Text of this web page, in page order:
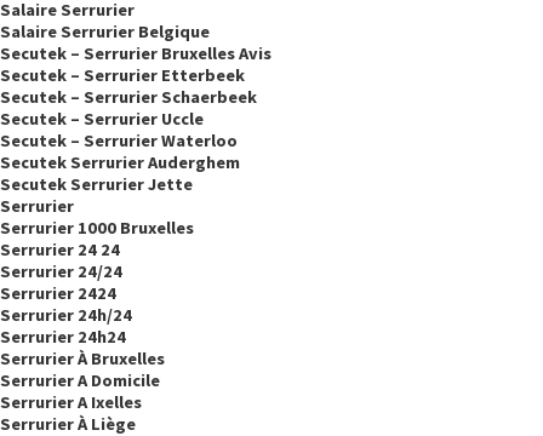
Salaire Serrurier
Salaire Serrurier Belgique
Secutek – Serrurier Bruxelles Avis
Secutek – Serrurier Etterbeek
Secutek – Serrurier Schaerbeek
Secutek – Serrurier Uccle
Secutek – Serrurier Waterloo
Secutek Serrurier Auderghem
Secutek Serrurier Jette
Serrurier
Serrurier 1000 Bruxelles
Serrurier 24 24
Serrurier 24/24
Serrurier 2424
Serrurier 24h/24
Serrurier 24h24
Serrurier À Bruxelles
Serrurier A Domicile
Serrurier A Ixelles
Serrurier À Liège